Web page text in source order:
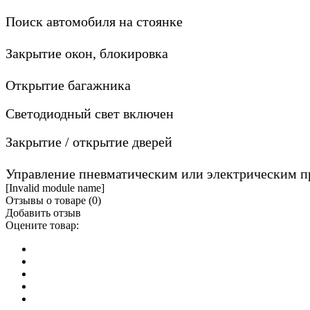
Поиск автомобиля на стоянке
Закрытие окон, блокировка
Открытие багажника
Светодиодный свет включен
Закрытие / открытие дверей
Управление пневматическим или электрическим
[Invalid module name]
Отзывы о товаре (0)
Добавить отзыв
Оцените товар: